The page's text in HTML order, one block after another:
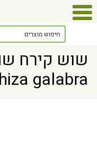
> שוש קירח שורש קצוץ Glycyrrhiza galabra
שוש קירח
galabra